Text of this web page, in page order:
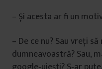
– Și acesta ar fi un
– De ce nu? Sau vreţi
dumneavoastră? Sau,